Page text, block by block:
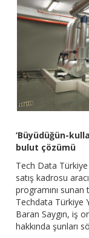
‘Büyüdüğün-
bulut çözümü
Tech Data
satış kadrosu
programını
Techdata Türkiye
Baran Saygın, iş
hakkında şunları